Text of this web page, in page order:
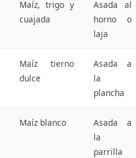
Maíz, trigo y
cuajada
Asada al
horno o
laja
Maíz tierno
dulce
Asada a
la
plancha
Maíz blanco
Asada a
la
parrilla